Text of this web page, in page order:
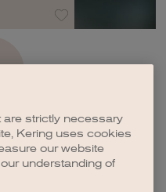
are strictly necessary
Kering uses cookies
our website
understanding of